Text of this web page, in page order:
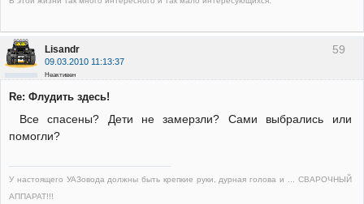
59
Lisandr
09.03.2010 11:13:37
Неактивен
Re: Флудить здесь!
Все спасены? Дети не замерзли? Сами выбрались или
помогли?
У настоящего УАЗовода должны быть крепкие руки, дурная голова и ... СВАРОЧНЫЙ
АППАРАТ!!!